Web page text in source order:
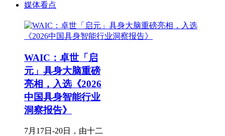
媒体看点
WAIC：卓世「启
元」具身大脑重磅
亮相，入选《2026
中国具身智能行业
洞察报告》
7月17日-20日，由十二